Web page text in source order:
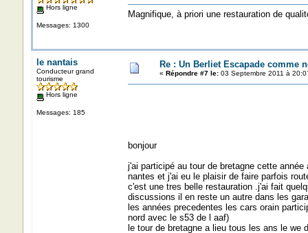
Hors ligne
Messages: 1300
Magnifique, à priori une restauration de
le nantais
Conducteur grand
tourisme
Hors ligne
Messages: 185
Re : Un Berliet Escapade comme
« Répondre #7 le:03 Septembre 2011 à
bonjour
j'ai participé au tour de bretagne cette
nantes et j'ai eu le plaisir de faire parfois
c'est une tres belle restauration .j'ai fait
discussions il en reste un autre dans les
les années precedentes les cars orain
nord avec le s53 de l aaf)
le tour de bretagne a lieu tous les ans le